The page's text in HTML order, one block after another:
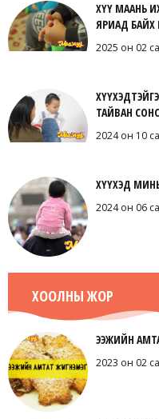
ХҮҮ МААНЬ
ЯРИАД БАЙХ
2025 он 02
ТАЙВАН
2024 он 10
ХҮҮХЭД
2024 он 06
ХООЛНЫ ЖОР
ЭЭЖИЙН
2023 он 02